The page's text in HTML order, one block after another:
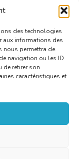
des technologies
aux informations des
nous permettra de
navigation ou les ID
de retirer son
caractéristiques et
bkvt.org